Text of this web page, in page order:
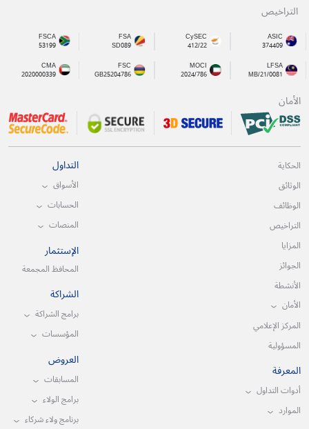
التراخيص
ASIC
374409
CySEC
412/22
FSA
SD089
FSCA
53199
LFSA
MB/21/0081
MOCI
2024/786
FSC
GB25204786
CMA
2020000339
الأمان
الحكاية
الوثائق
الوظائف
التراخيص
المزايا
الجوائز
الأنشطة
الأمان
المركز الإعلامي
المسؤولية
المعرفة
أدوات التداول
الموارد
التداول
الأسواق
الحسابات
المنصات
الإستثمار
المحافظ المجمعة
الشراكة
برامج الشراكة
المؤسسات
العروض
المسابقات
برامج الولاء
برنامج ولاء شركاء